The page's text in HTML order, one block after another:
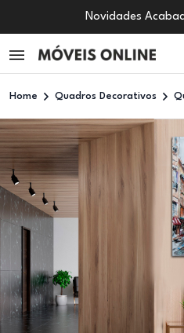
Novidades
Home Quadros Decorativos